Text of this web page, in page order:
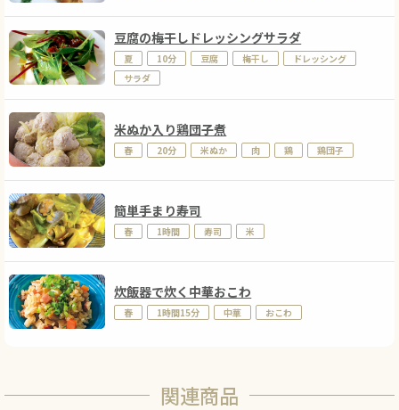
豆腐の梅干しドレッシングサラダ
夏 10分 豆腐 梅干し
ドレッシング
サラダ
米ぬか入り鶏団子煮
春 20分 米ぬか 肉 鶏 鶏団子
簡単手まり寿司
春 1時間 寿司 米
炊飯器で炊く中華おこわ
春 1時間15分 中華 おこわ
関連商品